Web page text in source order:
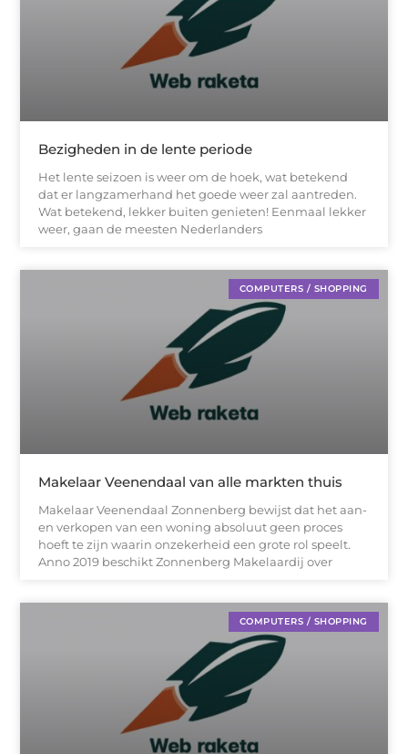
Bezigheden in de lente periode
Het lente seizoen is weer om de hoek, wat betekend
dat er langzamerhand het goede weer zal aantreden.
Wat betekend, lekker buiten genieten! Eenmaal lekker
weer, gaan de meesten Nederlanders
COMPUTERS / SHOPPING
Makelaar Veenendaal van alle markten thuis
Makelaar Veenendaal Zonnenberg bewijst dat het aan-
en verkopen van een woning absoluut geen proces
hoeft te zijn waarin onzekerheid een grote rol speelt.
Anno 2019 beschikt Zonnenberg Makelaardij over
COMPUTERS / SHOPPING